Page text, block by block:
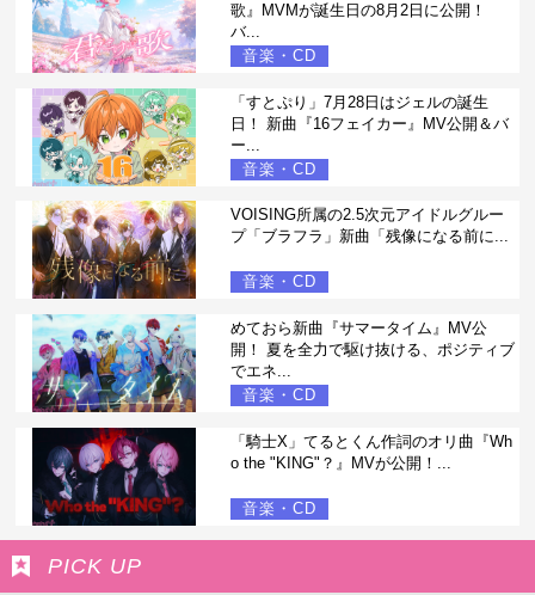
歌』MVMが誕生日の8月2日に公開！
バ...
音楽・CD
「すとぷり」7月28日はジェルの誕生
日！ 新曲『16フェイカー』MV公開＆バ
ー...
音楽・CD
VOISING所属の2.5次元アイドルグルー
プ「ブラフラ」新曲「残像になる前に...
音楽・CD
めておら新曲『サマータイム』MV公
開！ 夏を全力で駆け抜ける、ポジティブ
でエネ...
音楽・CD
「騎士X」てるとくん作詞のオリ曲『Wh
o the "KING"？』MVが公開！...
音楽・CD
PICK UP